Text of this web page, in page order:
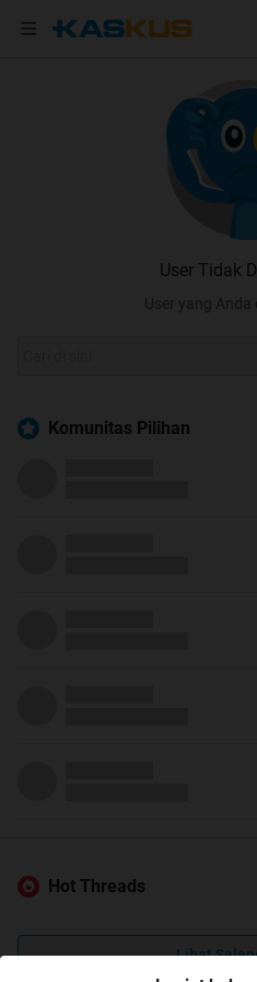
User Tidak
User yang Anda
Komunitas Pilihan
Hot Threads
Lihat